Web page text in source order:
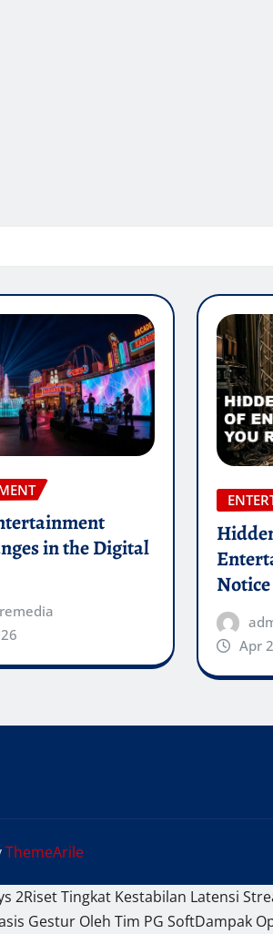
in the Digital
Notice
Apr
ThemeArile
2Riset Tingkat Kestabilan Latensi
Gestur Oleh Tim PG SoftDampak